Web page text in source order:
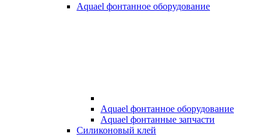
Aquael фонтанное оборудование
Aquael фонтанное оборудование
Aquael фонтанные запчасти
Силиконовый клей